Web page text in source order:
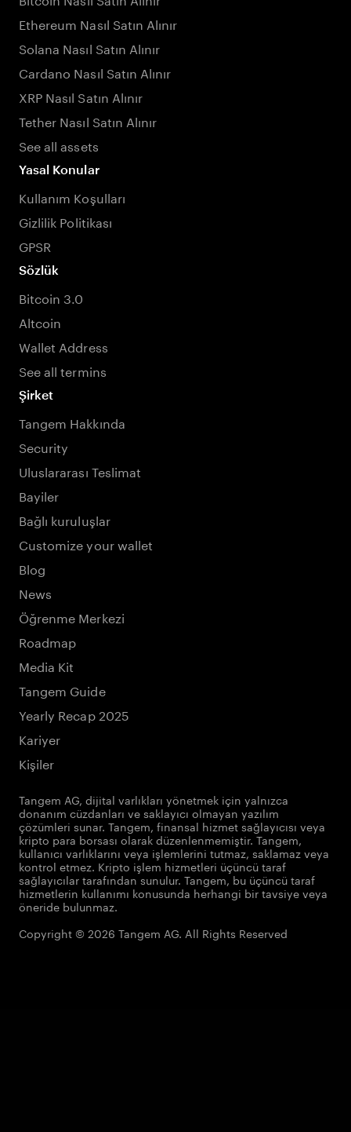
Ethereum Nasıl Satın Alınır
Solana Nasıl Satın Alınır
Cardano Nasıl Satın Alınır
XRP Nasıl Satın Alınır
Tether Nasıl Satın Alınır
See all assets
Yasal Konular
Kullanım Koşulları
Gizlilik Politikası
GPSR
Sözlük
Bitcoin 3.0
Altcoin
Wallet Address
See all termins
Şirket
Tangem Hakkında
Security
Uluslararası Teslimat
Bayiler
Bağlı kuruluşlar
Customize your wallet
Blog
News
Öğrenme Merkezi
Roadmap
Media Kit
Tangem Guide
Yearly Recap 2025
Kariyer
Kişiler
Tangem AG, dijital varlıkları yönetmek için yalnızca
donanım cüzdanları ve saklayıcı olmayan yazılım
çözümleri sunar. Tangem, finansal hizmet sağlayıcısı veya
kripto para borsası olarak düzenlenmemiştir. Tangem,
kullanıcı varlıklarını veya işlemlerini tutmaz, saklamaz veya
kontrol etmez. Kripto işlem hizmetleri üçüncü taraf
sağlayıcılar tarafından sunulur. Tangem, bu üçüncü taraf
hizmetlerin kullanımı konusunda herhangi bir tavsiye veya
öneride bulunmaz.